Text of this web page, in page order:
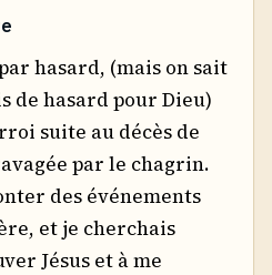
hasard, (mais on sait
de hasard pour Dieu)
suite au décès de
par le chagrin.
des événements
et je cherchais
Jésus et à me